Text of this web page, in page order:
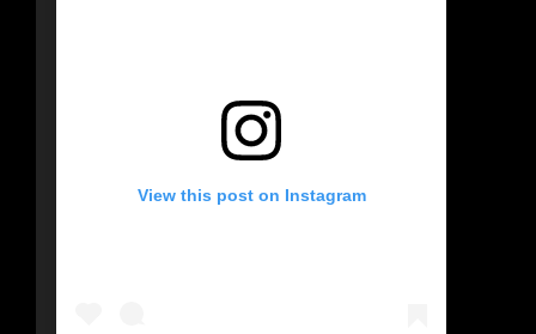
View this post on Instagram